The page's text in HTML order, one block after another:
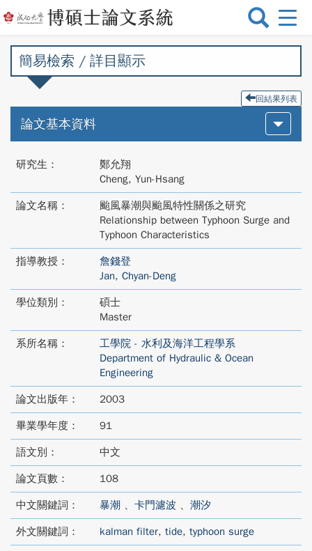
選
切
簡易檢索 / 詳目顯示
回結果列表
論文基本資料
研究生：
鄭允翔
Cheng, Yun-Hsang
論文名稱：
颱風暴潮與颱風特性關係之研究
Relationship between Typhoon Surge and
Typhoon Characteristics
指導教授：
詹錢登
Jan, Chyan-Deng
學位類別：
碩士
Master
系所名稱：
工學院 - 水利及海洋工程學系
Department of Hydraulic & Ocean
Engineering
論文出版年： 2003
畢業學年度： 91
語文別： 中文
論文頁數： 108
中文關鍵詞： 暴潮 、 卡門濾波 、 潮汐
外文關鍵詞： kalman filter, tide, typhoon surge